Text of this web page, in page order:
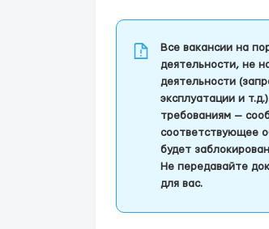
Все вакансии на
деятельности, не
деятельности
эксплуатации и
требованиям —
соответствующее
будет
Не передавайте
для вас.